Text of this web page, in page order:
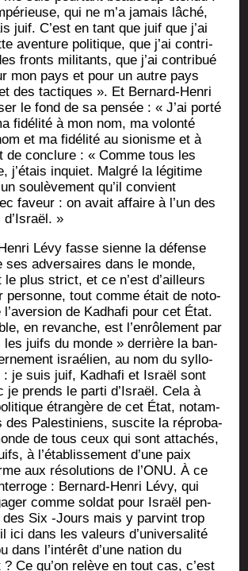
qui ne m’a jamais lâché,
juif. C’est en tant que juif que j’ai
aven­ture poli­tique, que j’ai contri­
fronts mili­tants, que j’ai contri­bué
mon pays et pour un autre pays
des tac­tiques ». Et Ber­nard-Hen­ri
le fond de sa pen­sée : « J’ai por­té
fidé­li­té à mon nom, ma volon­té
et ma fidé­li­té au sio­nisme et à
de conclure : « Comme tous les
j’étais inquiet. Mal­gré la légi­time
sou­lè­ve­ment qu’il convient
faveur : on avait affaire à l’un des
»
Lévy fasse sienne la défense
ses adver­saires dans le monde,
le plus strict, et ce n’est d’ailleurs
per­sonne, tout comme était de noto­
de Kadha­fi pour cet État.
en revanche, est l’enrôlement par
les juifs du monde » der­rière la ban­
israé­lien, au nom du syl­lo­
je suis juif, Kadha­fi et Israël sont
je prends le par­ti d’Israël. Cela à
étran­gère de cet État, notam­
des Pales­ti­niens, sus­cite la répro­ba­
de tous ceux qui sont atta­chés,
à l’établissement d’une paix
aux réso­lu­tions de l’ONU. À ce
: Ber­nard-Hen­ri Lévy, qui
comme sol­dat pour Israël pen­
Six ‑Jours mais y par­vint trop
ici dans les valeurs d’universalité
dans l’intérêt d’une nation du
Ce qu’on relève en tout cas, c’est